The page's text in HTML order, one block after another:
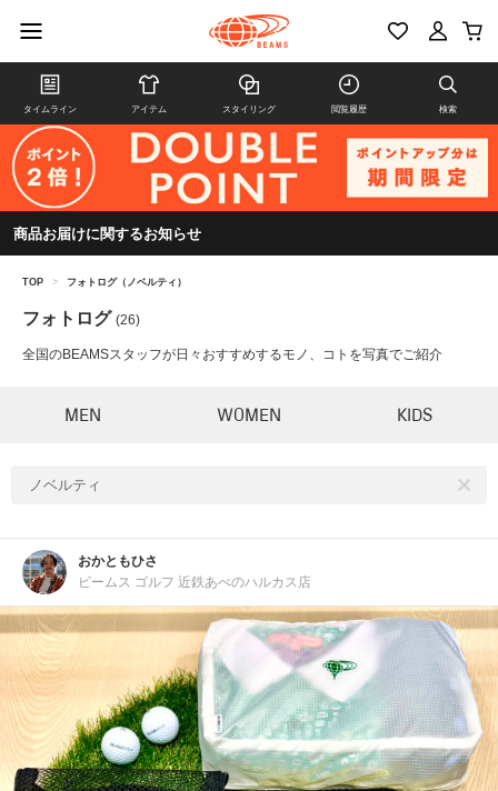
タイムライン アイテム スタイリング 閲覧履歴 検索
商品お届けに関するお知らせ
TOP > フォトログ（ノベルティ）
フォトログ (26)
全国のBEAMSスタッフが日々おすすめするモノ、コトを写真でご紹介
MEN WOMEN KIDS
ノベルティ
おかともひさ
ビームス ゴルフ 近鉄あべのハルカス店